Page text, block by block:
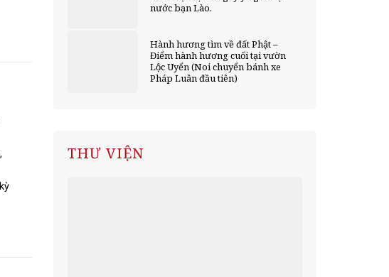
nước bạn Lào.
Hành hương tìm về đất Phật –
Điểm hành hương cuối tại vườn
Lộc Uyển (Noi chuyển bánh xe
Pháp Luân đầu tiên)
THƯ VIỆN